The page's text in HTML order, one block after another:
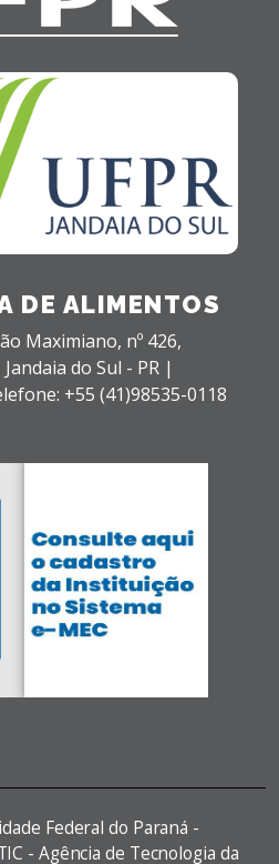
DE ALIMENTOS
Maximiano, nº 426,
Jandaia do Sul - PR |
+55 (41)98535-0118
Federal do Paraná -
- Agência de Tecnologia da